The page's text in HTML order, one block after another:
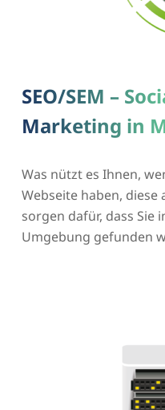
SEO/SEM –
Marketing in
Was nützt es Ihnen,
Webseite haben, diese
sorgen dafür, dass Sie
Umgebung gefunden